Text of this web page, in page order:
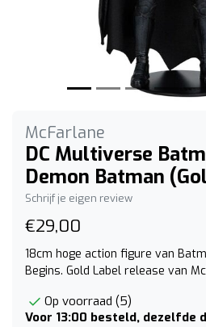
McFarlane
DC Multiverse
Demon Batman
Schrijf je eigen review
€29,00
18cm hoge action figure van
Begins. Gold Label release van
Op voorraad (5)
Voor 13:00 besteld, dezelfde